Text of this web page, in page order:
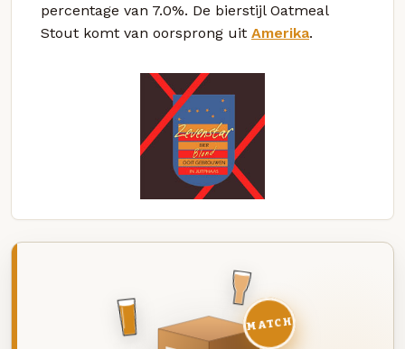
percentage van 7.0%. De bierstijl Oatmeal
Stout komt van oorsprong uit Amerika.
MATCH